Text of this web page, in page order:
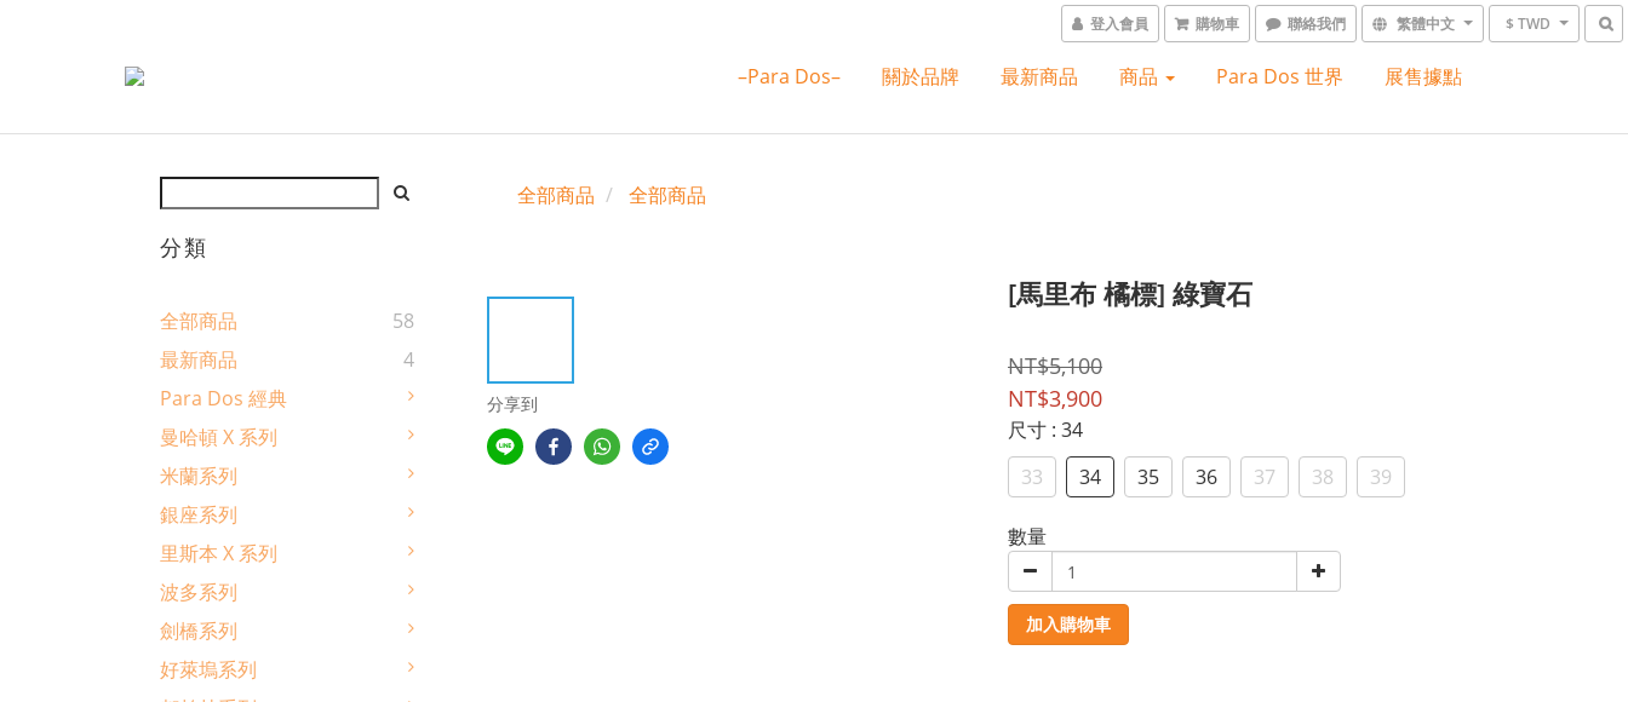
登入會員 購物車 聯絡我們 繁體中文 $ TWD
–Para Dos– 關於品牌 最新商品 商品 Para Dos 世界 展售據點
分類
全部商品
58
最新商品
4
Para Dos 經典
曼哈頓 X 系列
米蘭系列
銀座系列
里斯本 X 系列
波多系列
劍橋系列
好萊塢系列
全部商品 全部商品
分享到
[馬里布 橘標] 綠寶石
NT$5,100
NT$3,900
尺寸 : 34
33
34 35 36 37 38 39
數量
加入購物車